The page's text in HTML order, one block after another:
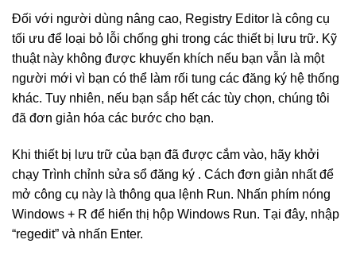
Đối với người dùng nâng cao, Registry Editor là công cụ
tối ưu để loại bỏ lỗi chống ghi trong các thiết bị lưu trữ. Kỹ
thuật này không được khuyến khích nếu bạn vẫn là một
người mới vì bạn có thể làm rối tung các đăng ký hệ thống
khác. Tuy nhiên, nếu bạn sắp hết các tùy chọn, chúng tôi
đã đơn giản hóa các bước cho bạn.
Khi thiết bị lưu trữ của bạn đã được cắm vào, hãy khởi
chạy Trình chỉnh sửa sổ đăng ký . Cách đơn giản nhất để
mở công cụ này là thông qua lệnh Run. Nhấn phím nóng
Windows + R để hiển thị hộp Windows Run. Tại đây, nhập
“regedit” và nhấn Enter.